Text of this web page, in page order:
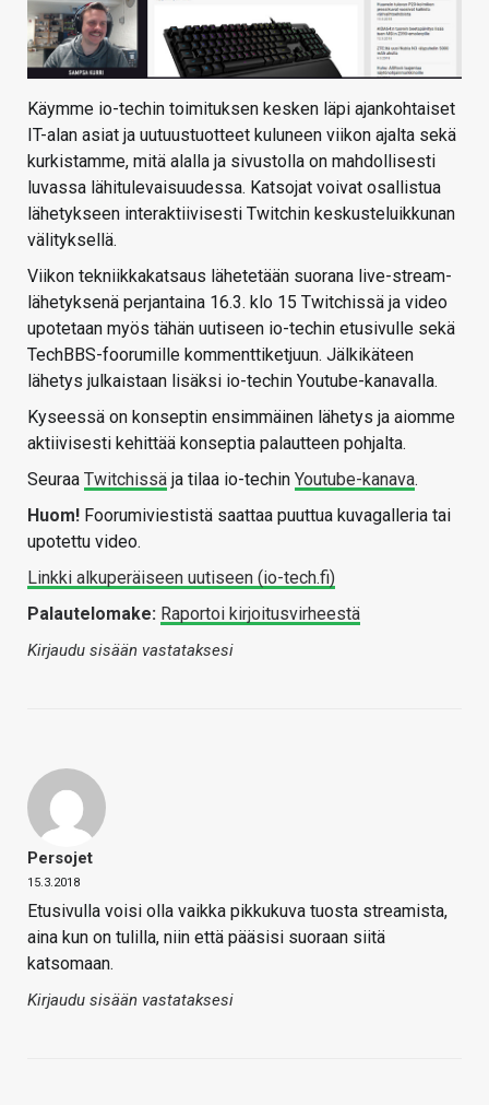
Käymme io-techin toimituksen kesken läpi ajankohtaiset
IT-alan asiat ja uutuustuotteet kuluneen viikon ajalta sekä
kurkistamme, mitä alalla ja sivustolla on mahdollisesti
luvassa lähitulevaisuudessa. Katsojat voivat osallistua
lähetykseen interaktiivisesti Twitchin keskusteluikkunan
välityksellä.
Viikon tekniikkakatsaus lähetetään suorana live-stream-
lähetyksenä perjantaina 16.3. klo 15 Twitchissä ja video
upotetaan myös tähän uutiseen io-techin etusivulle sekä
TechBBS-foorumille kommenttiketjuun. Jälkikäteen
lähetys julkaistaan lisäksi io-techin Youtube-kanavalla.
Kyseessä on konseptin ensimmäinen lähetys ja aiomme
aktiivisesti kehittää konseptia palautteen pohjalta.
Seuraa Twitchissä ja tilaa io-techin Youtube-kanava.
Huom! Foorumiviestistä saattaa puuttua kuvagalleria tai
upotettu video.
Linkki alkuperäiseen uutiseen (io-tech.fi)
Palautelomake: Raportoi kirjoitusvirheestä
Kirjaudu sisään vastataksesi
Persojet
15.3.2018
Etusivulla voisi olla vaikka pikkukuva tuosta streamista,
aina kun on tulilla, niin että pääsisi suoraan siitä
katsomaan.
Kirjaudu sisään vastataksesi